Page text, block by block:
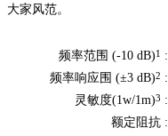
大家风范。
频率范围 (-10 dB)1 :
频率响应围 (±3 dB)2 :
灵敏度(1w/1m)3 :
额定阻抗 :